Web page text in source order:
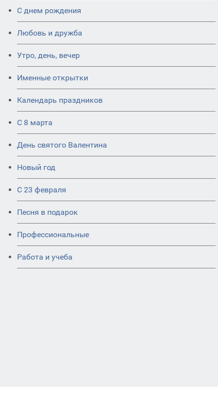
С днем рождения
Любовь и дружба
Утро, день, вечер
Именные открытки
Календарь праздников
С 8 марта
День святого Валентина
Новый год
С 23 февраля
Песня в подарок
Профессиональные
Работа и учеба